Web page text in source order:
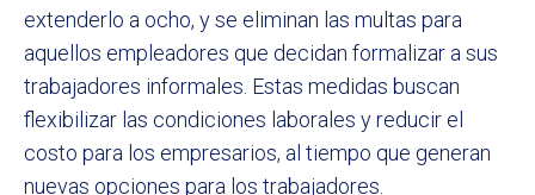
extenderlo a ocho, y se eliminan las multas para
aquellos empleadores que decidan formalizar a sus
trabajadores informales. Estas medidas buscan
flexibilizar las condiciones laborales y reducir el
costo para los empresarios, al tiempo que generan
nuevas opciones para los trabajadores.